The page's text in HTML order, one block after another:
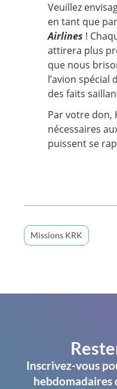
Veuillez
en tant que
Airlines !
attirera plus
que nous
l’avion spécial
des faits
Par votre don,
nécessaires
puissent se
Missions KRK
Inscrivez-vous
hebdomadaires